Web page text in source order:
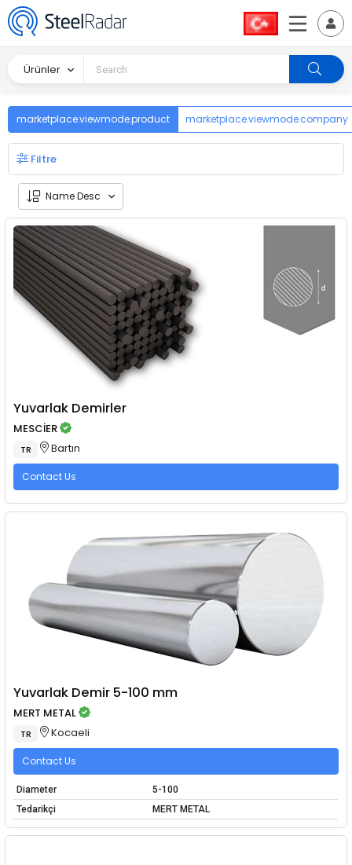
Ürünler
marketplace.viewmode.product marketplace.viewmode.company
Filtre
Name Desc
Yuvarlak Demirler
MESCİER
TR Bartın
Contact Us
Yuvarlak Demir 5-100 mm
MERT METAL
TR Kocaeli
Contact Us
Diameter
5-100
Tedarikçi
MERT METAL